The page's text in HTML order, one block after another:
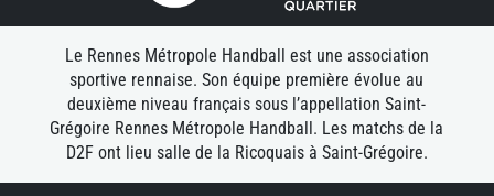
Le Rennes Métropole Handball est une association
sportive rennaise. Son équipe première évolue au
deuxième niveau français sous l’appellation Saint-
Grégoire Rennes Métropole Handball. Les matchs de la
D2F ont lieu salle de la Ricoquais à Saint-Grégoire.